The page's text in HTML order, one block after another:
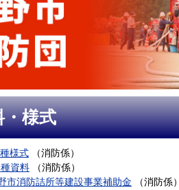
・様式
様式 （消防係）
資料 （消防係）
市消防詰所等建設事業補助金 （消防係）